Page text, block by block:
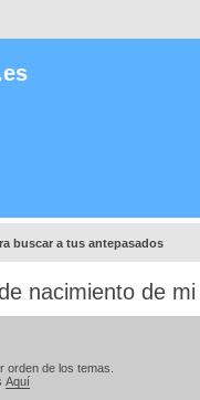
buscar a tus antepasados
nacimiento de
orden de los temas.
Aquí